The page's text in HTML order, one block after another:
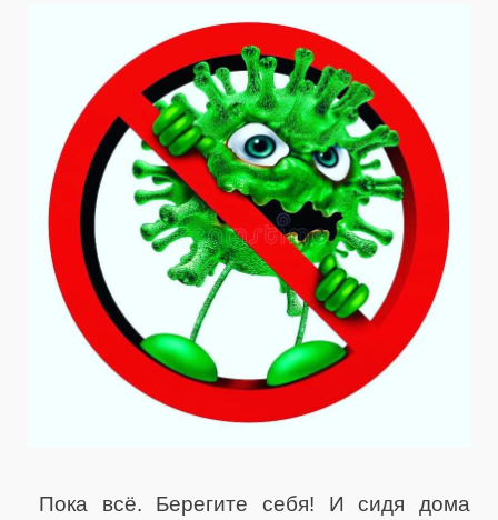
Пока всё. Берегите себя! И сидя дома